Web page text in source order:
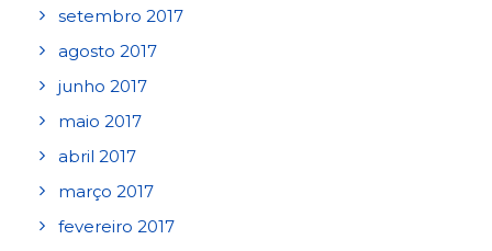
setembro 2017
agosto 2017
junho 2017
maio 2017
abril 2017
março 2017
fevereiro 2017